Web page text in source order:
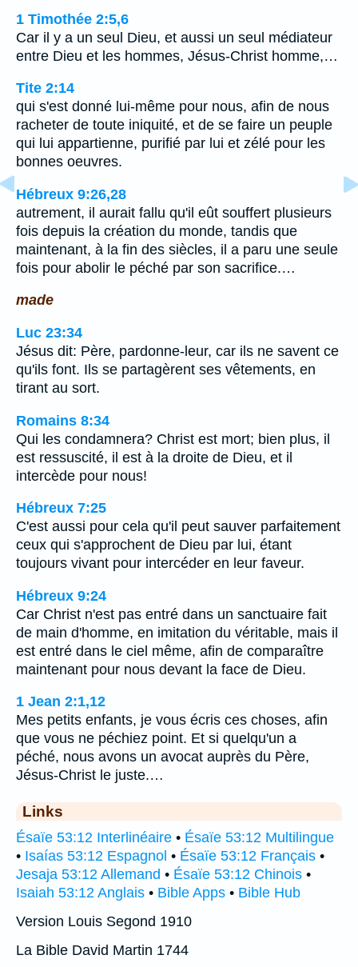
1 Timothée 2:5,6
Car il y a un seul Dieu, et aussi un seul médiateur
entre Dieu et les hommes, Jésus-Christ homme,…
Tite 2:14
qui s'est donné lui-même pour nous, afin de nous
racheter de toute iniquité, et de se faire un peuple
qui lui appartienne, purifié par lui et zélé pour les
bonnes oeuvres.
Hébreux 9:26,28
autrement, il aurait fallu qu'il eût souffert plusieurs
fois depuis la création du monde, tandis que
maintenant, à la fin des siècles, il a paru une seule
fois pour abolir le péché par son sacrifice.…
made
Luc 23:34
Jésus dit: Père, pardonne-leur, car ils ne savent ce
qu'ils font. Ils se partagèrent ses vêtements, en
tirant au sort.
Romains 8:34
Qui les condamnera? Christ est mort; bien plus, il
est ressuscité, il est à la droite de Dieu, et il
intercède pour nous!
Hébreux 7:25
C'est aussi pour cela qu'il peut sauver parfaitement
ceux qui s'approchent de Dieu par lui, étant
toujours vivant pour intercéder en leur faveur.
Hébreux 9:24
Car Christ n'est pas entré dans un sanctuaire fait
de main d'homme, en imitation du véritable, mais il
est entré dans le ciel même, afin de comparaître
maintenant pour nous devant la face de Dieu.
1 Jean 2:1,12
Mes petits enfants, je vous écris ces choses, afin
que vous ne péchiez point. Et si quelqu'un a
péché, nous avons un avocat auprès du Père,
Jésus-Christ le juste.…
Links
Ésaïe 53:12 Interlinéaire • Ésaïe 53:12 Multilingue
• Isaías 53:12 Espagnol • Ésaïe 53:12 Français •
Jesaja 53:12 Allemand • Ésaïe 53:12 Chinois •
Isaiah 53:12 Anglais • Bible Apps • Bible Hub
Version Louis Segond 1910
La Bible David Martin 1744